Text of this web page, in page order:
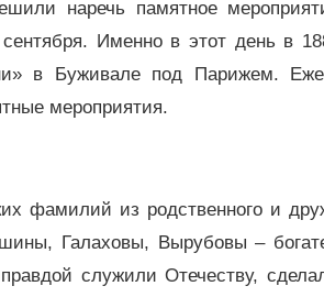
наречь памятное
Именно в этот день в
в Буживале под Парижем.
мероприятия.
фамилий из родственного и
Галаховы, Вырубовы –
служили Отечеству,